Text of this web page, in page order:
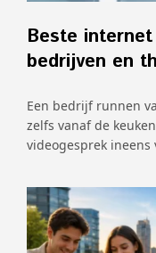
Beste
bedrijven en
Een bedrijf runnen
zelfs vanaf de
videogesprek ineens